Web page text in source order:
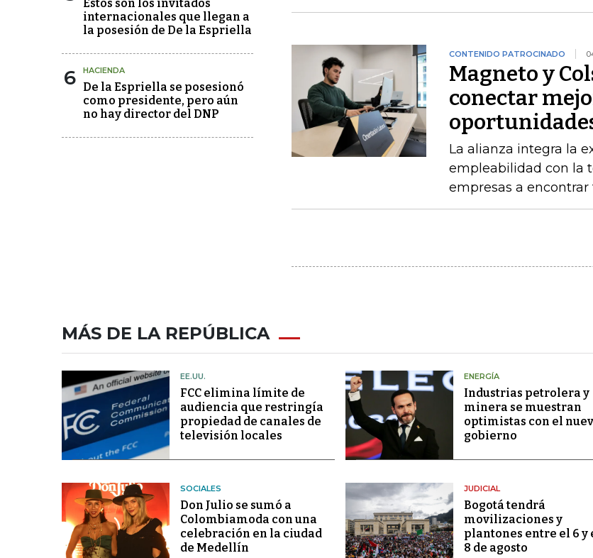
Estos son los invitados
internacionales que llegan a
la posesión de De la Espriella
6 HACIENDA
De la Espriella se posesionó
como presidente, pero aún
no hay director del DNP
CONTENIDO PATROCINADO
Magneto y
conectar
La alianza integra la
empleabilidad con la
empresas a
MÁS DE LA REPÚBLICA
EE.UU.
FCC elimina límite de
audiencia que restringía
propiedad de canales de
televisión locales
ENERGÍA
Industrias petrolera y
minera se muestran
optimistas con el
gobierno
SOCIALES
Don Julio se sumó a
Colombiamoda con una
celebración en la ciudad
de Medellín
JUDICIAL
Bogotá tendrá
movilizaciones y
plantones entre el 6 y
8 de agosto